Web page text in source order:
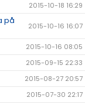
2015-10-18 16:29
på
2015-10-16 16:07
2015-10-16 08:05
2015-09-15 22:33
2015-08-27 20:57
2015-07-30 22:17